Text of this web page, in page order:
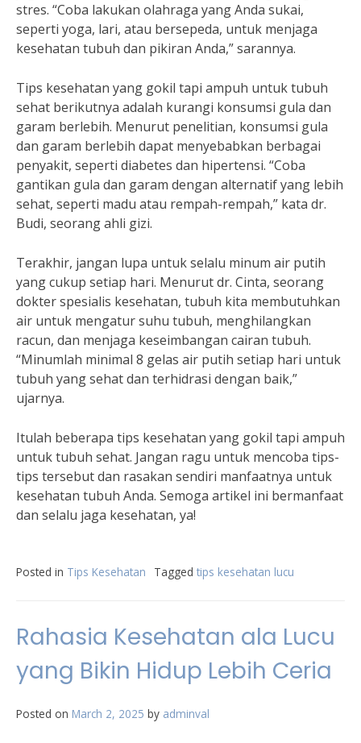
stres. “Coba lakukan olahraga yang Anda sukai,
seperti yoga, lari, atau bersepeda, untuk menjaga
kesehatan tubuh dan pikiran Anda,” sarannya.
Tips kesehatan yang gokil tapi ampuh untuk tubuh
sehat berikutnya adalah kurangi konsumsi gula dan
garam berlebih. Menurut penelitian, konsumsi gula
dan garam berlebih dapat menyebabkan berbagai
penyakit, seperti diabetes dan hipertensi. “Coba
gantikan gula dan garam dengan alternatif yang lebih
sehat, seperti madu atau rempah-rempah,” kata dr.
Budi, seorang ahli gizi.
Terakhir, jangan lupa untuk selalu minum air putih
yang cukup setiap hari. Menurut dr. Cinta, seorang
dokter spesialis kesehatan, tubuh kita membutuhkan
air untuk mengatur suhu tubuh, menghilangkan
racun, dan menjaga keseimbangan cairan tubuh.
“Minumlah minimal 8 gelas air putih setiap hari untuk
tubuh yang sehat dan terhidrasi dengan baik,”
ujarnya.
Itulah beberapa tips kesehatan yang gokil tapi ampuh
untuk tubuh sehat. Jangan ragu untuk mencoba tips-
tips tersebut dan rasakan sendiri manfaatnya untuk
kesehatan tubuh Anda. Semoga artikel ini bermanfaat
dan selalu jaga kesehatan, ya!
Posted in Tips Kesehatan Tagged tips kesehatan lucu
Rahasia Kesehatan ala Lucu
yang Bikin Hidup Lebih Ceria
Posted on March 2, 2025 by adminval